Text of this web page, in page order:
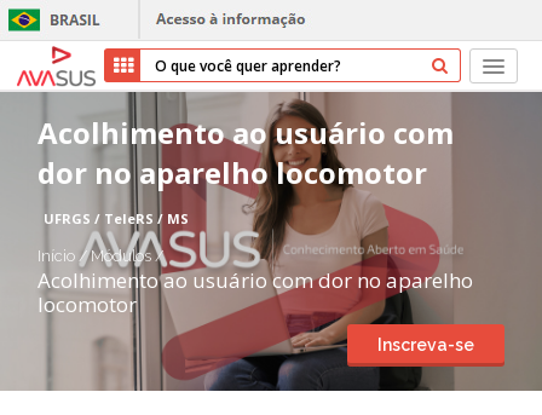
Início
Cursos
Parceiros
Sobre nós
Transparência
Acolhimento ao usuário com
dor no aparelho locomotor
UFRGS / TeleRS / MS
Início / Módulos/
Acolhimento ao usuário com dor no aparelho
locomotor
Inscreva-se